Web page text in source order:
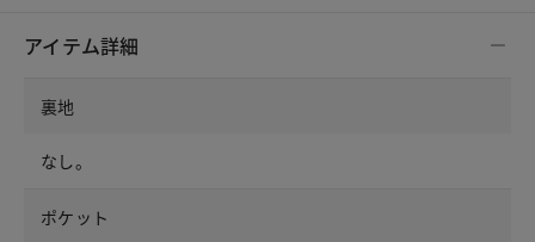
アイテム詳細
裏地
なし。
ポケット